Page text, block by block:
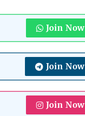
Join Now
Join Now
Join Now